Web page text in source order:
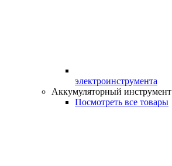
электроинструмента
Аккумуляторный инструмент
Посмотреть все товары